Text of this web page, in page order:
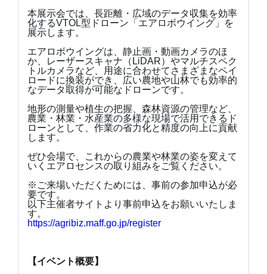
本展示会では、長距離・広域のデータ収集を効率
化するVTOL型ドローン「エアロボウイング」を
展示します。
エアロボウイングは、静止画・動画カメラのほ
か、レーザースキャナ（LiDAR）やマルチスペク
トルカメラなど、用途に合わせてさまざまなペイ
ロードに換装ができ、広い農地や山林でも効率的
なデータ取得が可能なドローンです。
地形の測量や植生の把握、森林資源の管理など、
農業・林業・水産業の多様な現場で活用できるド
ローンとして、作業の省力化と精度の向上に貢献
します。
ぜひ会場で、これからの農業や林業の姿を変えて
いくエアロセンスの取り組みをご覧ください。
※ご来場いただくためには、事前の参加申込が必
要です。
以下主催者サイトより事前申込をお願いいたしま
す。
https://agribiz.maff.go.jp/register
【イベント概要】